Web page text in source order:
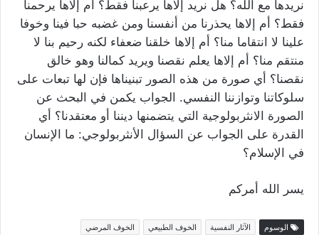
نريدها مع الله؟ هل نريد إلاها يرعبنا فقط؟ أم إلاها يرحمنا
فقط؟ أم إلاها يحذرنا من أنفسنا ومن غضبه حبا فينا وخوفا
علينا لا انتقاما منا؟ أم إلاها خلقنا ضعفاء لكنه رحيم بنا لا
منتقم منا؟ أم إلاها يعلم نقصنا ويريد كمالنا وهو خالق
نقصنا؟ أي صورة من هذه الصور تبنيناها فإن لها تبعات على
سلوكاتنا وتوازننا النفسي. الجواب يكمن في البحث عن
الصورة الانثربولوجية التي يتضمنها ديننا أو معتقدنا؟ أي
القدرة على الجواب عن السؤال الأنثربولوجي: ما الإنسان
في الإسلام؟
يسر الله أمركم
الوسوم الآثار النفسية الخوف الطبيعي الخوف المرضي